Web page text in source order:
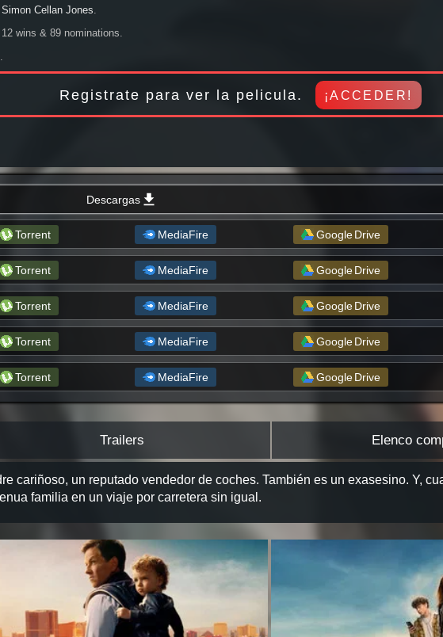
Simon Cellan Jones.
12 wins & 89 nominations.
Registrate para ver la pelicula. ¡ACCEDER!
Descargas
Torrent MediaFire GoogleDrive
Torrent MediaFire GoogleDrive
Torrent MediaFire GoogleDrive
Torrent MediaFire GoogleDrive
Torrent MediaFire GoogleDrive
Trailers Elenco
cariñoso, un reputado vendedor de coches. También es un exasesino. Y,
familia en un viaje por carretera sin igual.